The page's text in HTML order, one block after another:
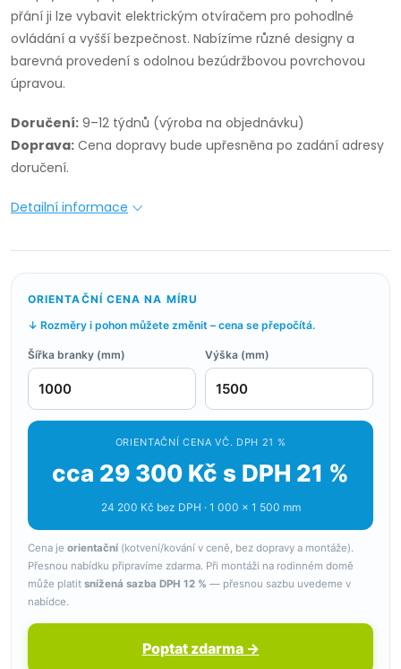
přání ji lze vybavit elektrickým otvíračem pro pohodlné
ovládání a vyšší bezpečnost. Nabízíme různé designy a
barevná provedení s odolnou bezúdržbovou povrchovou
úpravou.
Doručení: 9–12 týdnů (výroba na objednávku)
Doprava: Cena dopravy bude upřesněna po zadání adresy
doručení.
Detailní informace
ORIENTAČNÍ CENA NA MÍRU
↓ Rozměry i pohon můžete změnit – cena se přepočítá.
Šířka branky (mm) Výška (mm)
ORIENTAČNÍ CENA VČ. DPH 21 %
cca 29 300 Kč s DPH 21 %
24 200 Kč bez DPH · 1 000 × 1 500 mm
Cena je orientační (kotvení/kování v ceně, bez dopravy a montáže).
Přesnou nabídku připravíme zdarma. Při montáži na rodinném domě
může platit snížená sazba DPH 12 % — přesnou sazbu uvedeme v
nabídce.
Poptat zdarma →